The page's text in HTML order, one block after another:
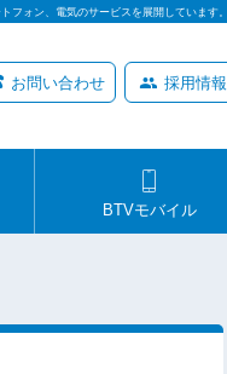
フォン、電気のサービスを展開しています。
お問い合わせ 採用情報
BTVモバイル